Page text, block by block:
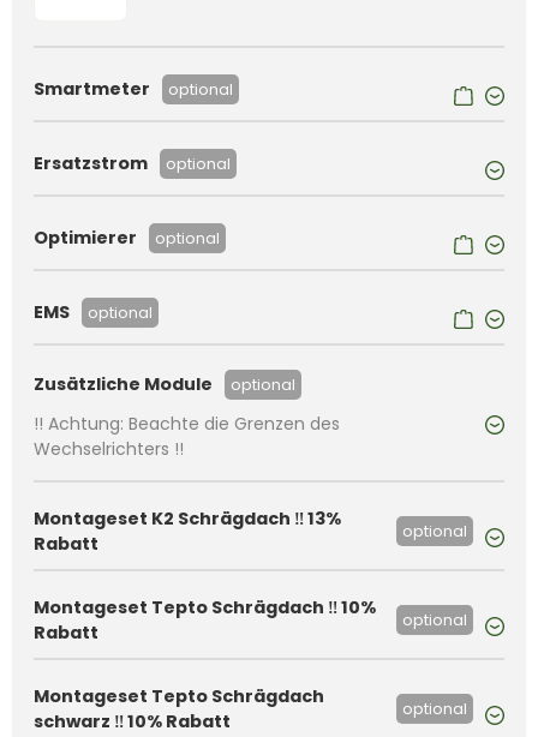
Smartmeter optional
Ersatzstrom optional
Optimierer optional
EMS optional
Zusätzliche Module optional
!! Achtung: Beachte die Grenzen des
Wechselrichters !!
Montageset K2 Schrägdach ‼️ 13%
Rabatt
optional
Montageset Tepto Schrägdach ‼️ 10%
Rabatt
optional
Montageset Tepto Schrägdach
schwarz ‼️ 10% Rabatt
optional